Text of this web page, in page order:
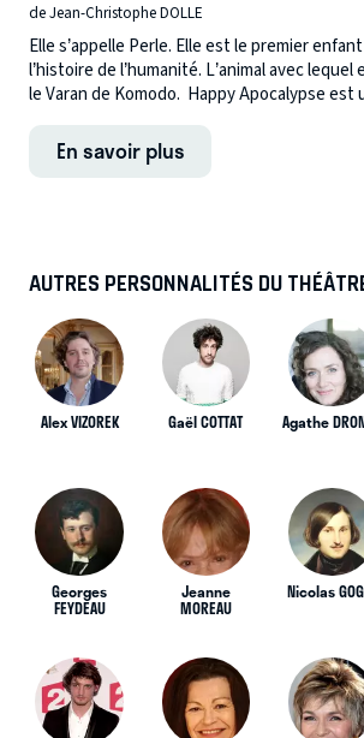
de Jean-Christophe DOLLE
Elle s’appelle Perle. Elle est le premier
l’histoire de l’humanité. L’animal avec
le Varan de Komodo. Happy Apocalypse est
En savoir plus
AUTRES PERSONNALITÉS DU
Alex VIZOREK Gaël COTTAT Agathe
Georges
FEYDEAU
Jeanne
MOREAU
Nicolas